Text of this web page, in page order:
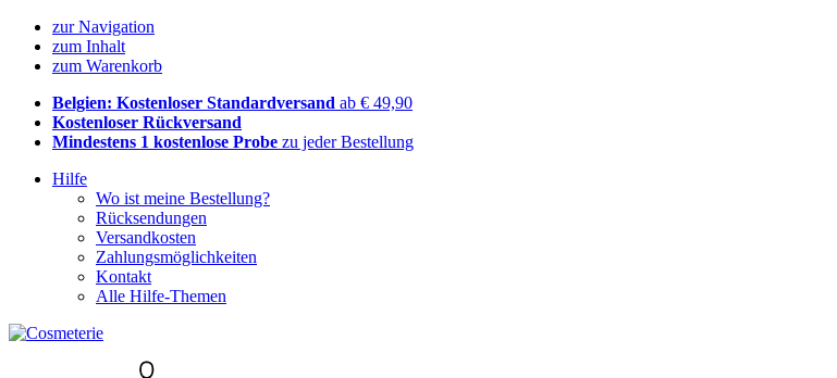
zur Navigation
zum Inhalt
zum Warenkorb
Belgien: Kostenloser Standardversand ab € 49,90
Kostenloser Rückversand
Mindestens 1 kostenlose Probe zu jeder Bestellung
Hilfe
Wo ist meine Bestellung?
Rücksendungen
Versandkosten
Zahlungsmöglichkeiten
Kontakt
Alle Hilfe-Themen